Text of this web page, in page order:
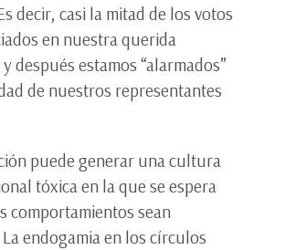
decir, casi la mitad de los votos
en nuestra querida
después estamos “alarmados”
de nuestros representantes
puede generar una cultura
tóxica en la que se espera
comportamientos sean
endogamia en los círculos